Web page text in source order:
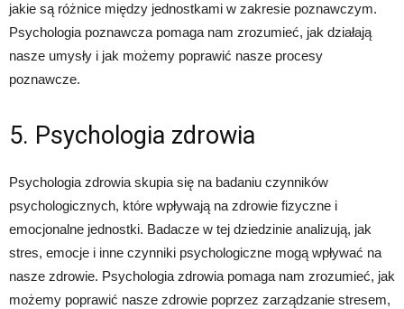
jakie są różnice między jednostkami w zakresie poznawczym.
Psychologia poznawcza pomaga nam zrozumieć, jak działają
nasze umysły i jak możemy poprawić nasze procesy
poznawcze.
5. Psychologia zdrowia
Psychologia zdrowia skupia się na badaniu czynników
psychologicznych, które wpływają na zdrowie fizyczne i
emocjonalne jednostki. Badacze w tej dziedzinie analizują, jak
stres, emocje i inne czynniki psychologiczne mogą wpływać na
nasze zdrowie. Psychologia zdrowia pomaga nam zrozumieć, jak
możemy poprawić nasze zdrowie poprzez zarządzanie stresem,